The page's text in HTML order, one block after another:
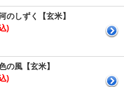
しずく【玄米】
)
風【玄米】
)